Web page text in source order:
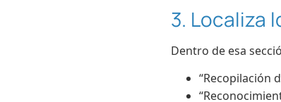
3. Localiza
Dentro de esa
“Recopilación